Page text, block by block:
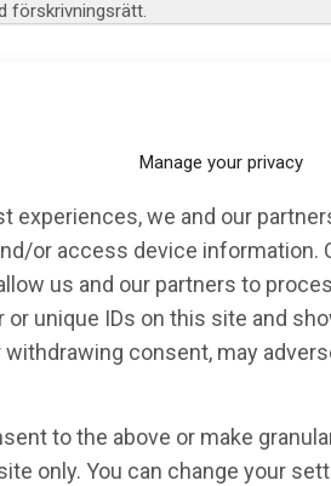
Manage your privacy
experiences, we and our
or access device information.
us and our partners to
or unique IDs on this site and
consent, may
to the above or make
only. You can change your
förskrivningsrätt.
EVENT OPINION